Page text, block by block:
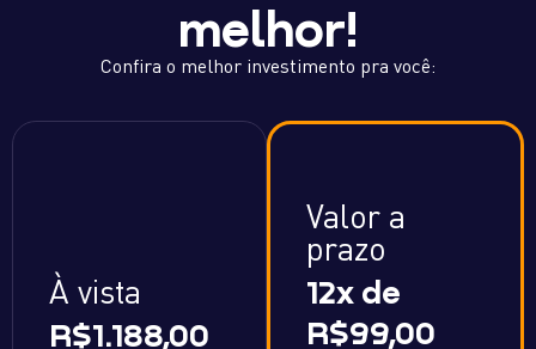
melhor!
Confira o melhor investimento pra você:
À vista
R$1.188,00
Valor a
prazo
12x de
R$99,00